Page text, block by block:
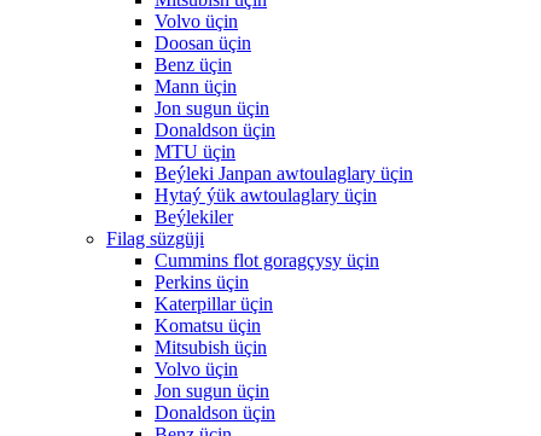
Volvo üçin
Doosan üçin
Benz üçin
Mann üçin
Jon sugun üçin
Donaldson üçin
MTU üçin
Beýleki Janpan awtoulaglary üçin
Hytaý ýük awtoulaglary üçin
Beýlekiler
Filag süzgüji
Cummins flot goragçysy üçin
Perkins üçin
Katerpillar üçin
Komatsu üçin
Mitsubish üçin
Volvo üçin
Jon sugun üçin
Donaldson üçin